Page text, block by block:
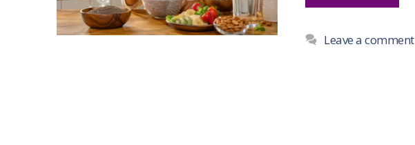
Leave a comment